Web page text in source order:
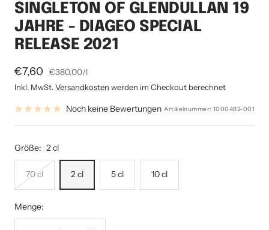
gehengehengehen
gehengehen
gehen
SINGLETON OF GLENDULLAN 19
JAHRE - DIAGEO SPECIAL
RELEASE 2021
Angebotspreis
€7,60 €380,00/l
Inkl. MwSt.Versandkosten werden im Checkout berechnet
Noch keine Bewertungen Artikelnummer:1000482-001
Größe: 2 cl
70 cl 2 cl 5 cl 10 cl
Menge: